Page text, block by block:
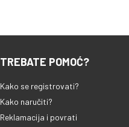
TREBATE POMOĆ?
Kako se registrovati?
Kako naručiti?
Reklamacija i povrati